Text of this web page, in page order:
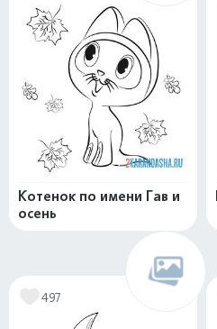
Котенок по имени Гав и
осень
497